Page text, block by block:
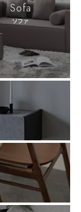
Sofa
ソファ